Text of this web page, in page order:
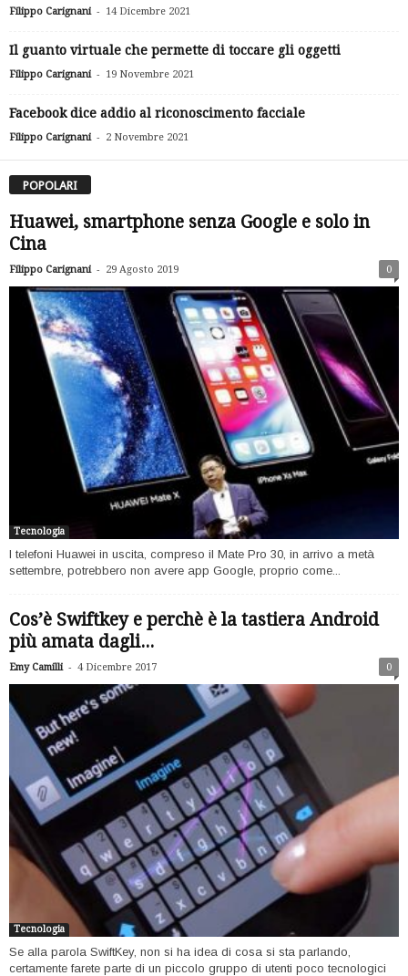
Filippo Carignani - 14 Dicembre 2021
Il guanto virtuale che permette di toccare gli oggetti
Filippo Carignani - 19 Novembre 2021
Facebook dice addio al riconoscimento facciale
Filippo Carignani - 2 Novembre 2021
POPOLARI
Huawei, smartphone senza Google e solo in
Cina
Filippo Carignani - 29 Agosto 2019 0
Tecnologia
I telefoni Huawei in uscita, compreso il Mate Pro 30, in arrivo a metà
settembre, potrebbero non avere app Google, proprio come...
Cos’è Swiftkey e perchè è la tastiera Android
più amata dagli...
Emy Camilli - 4 Dicembre 2017 0
Tecnologia
Se alla parola SwiftKey, non si ha idea di cosa si sta parlando,
certamente farete parte di un piccolo gruppo di utenti poco tecnologici